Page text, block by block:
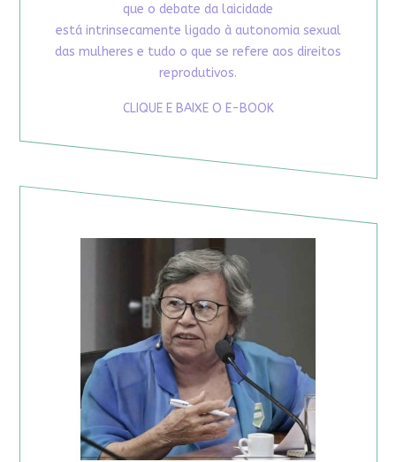
que o debate da laicidade
está intrinsecamente ligado à autonomia sexual
das mulheres e tudo o que se refere aos direitos
reprodutivos.
CLIQUE E BAIXE O E-BOOK